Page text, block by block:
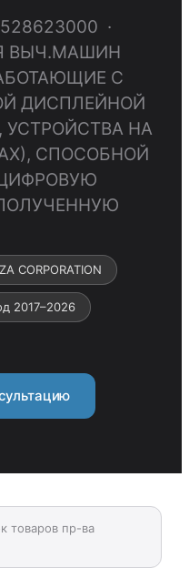
·
ВЫЧ.МАШИН
С
ДИСПЛЕЙНОЙ
НА
СПОСОБНОЙ
CORPORATION
2017–2026
товаров пр-ва